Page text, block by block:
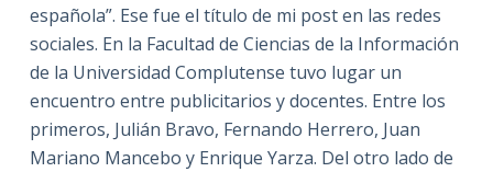
española”. Ese fue el título de mi post en las redes
sociales. En la Facultad de Ciencias de la Información
de la Universidad Complutense tuvo lugar un
encuentro entre publicitarios y docentes. Entre los
primeros, Julián Bravo, Fernando Herrero, Juan
Mariano Mancebo y Enrique Yarza. Del otro lado de